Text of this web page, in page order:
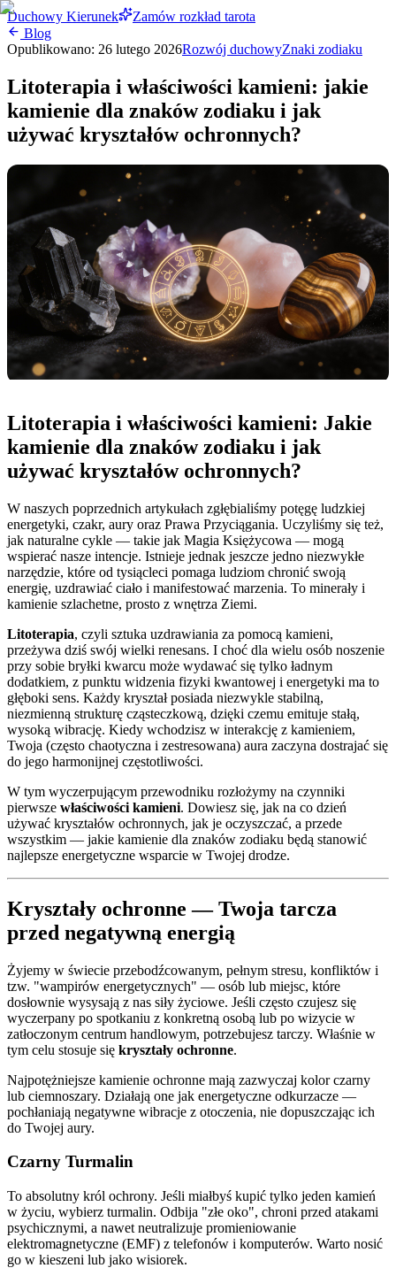
Duchowy Kierunek
Zamów rozkład tarota
Blog
Opublikowano: 26 lutego 2026Rozwój duchowyZnaki zodiaku
Litoterapia i właściwości kamieni: jakie
kamienie dla znaków zodiaku i jak
używać kryształów ochronnych?
Litoterapia i właściwości kamieni: Jakie
kamienie dla znaków zodiaku i jak
używać kryształów ochronnych?
W naszych poprzednich artykułach zgłębialiśmy potęgę ludzkiej
energetyki, czakr, aury oraz Prawa Przyciągania. Uczyliśmy się też,
jak naturalne cykle — takie jak Magia Księżycowa — mogą
wspierać nasze intencje. Istnieje jednak jeszcze jedno niezwykłe
narzędzie, które od tysiącleci pomaga ludziom chronić swoją
energię, uzdrawiać ciało i manifestować marzenia. To minerały i
kamienie szlachetne, prosto z wnętrza Ziemi.
Litoterapia, czyli sztuka uzdrawiania za pomocą kamieni,
przeżywa dziś swój wielki renesans. I choć dla wielu osób noszenie
przy sobie bryłki kwarcu może wydawać się tylko ładnym
dodatkiem, z punktu widzenia fizyki kwantowej i energetyki ma to
głęboki sens. Każdy kryształ posiada niezwykle stabilną,
niezmienną strukturę cząsteczkową, dzięki czemu emituje stałą,
wysoką wibrację. Kiedy wchodzisz w interakcję z kamieniem,
Twoja (często chaotyczna i zestresowana) aura zaczyna dostrajać się
do jego harmonijnej częstotliwości.
W tym wyczerpującym przewodniku rozłożymy na czynniki
pierwsze właściwości kamieni. Dowiesz się, jak na co dzień
używać kryształów ochronnych, jak je oczyszczać, a przede
wszystkim — jakie kamienie dla znaków zodiaku będą stanowić
najlepsze energetyczne wsparcie w Twojej drodze.
Kryształy ochronne — Twoja tarcza
przed negatywną energią
Żyjemy w świecie przebodźcowanym, pełnym stresu, konfliktów i
tzw. "wampirów energetycznych" — osób lub miejsc, które
dosłownie wysysają z nas siły życiowe. Jeśli często czujesz się
wyczerpany po spotkaniu z konkretną osobą lub po wizycie w
zatłoczonym centrum handlowym, potrzebujesz tarczy. Właśnie w
tym celu stosuje się kryształy ochronne.
Najpotężniejsze kamienie ochronne mają zazwyczaj kolor czarny
lub ciemnoszary. Działają one jak energetyczne odkurzacze —
pochłaniają negatywne wibracje z otoczenia, nie dopuszczając ich
do Twojej aury.
Czarny Turmalin
To absolutny król ochrony. Jeśli miałbyś kupić tylko jeden kamień
w życiu, wybierz turmalin. Odbija "złe oko", chroni przed atakami
psychicznymi, a nawet neutralizuje promieniowanie
elektromagnetyczne (EMF) z telefonów i komputerów. Warto nosić
go w kieszeni lub jako wisiorek.